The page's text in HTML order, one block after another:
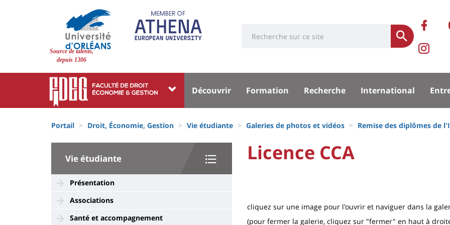
Site
Source de talents,
depuis 1306
Université
Soumettre
sur
de
Université
Block
liste
des
composantes
Menu
principal
Découvrir Formation Recherche International
d'Ariane
Portail Droit, Économie, Gestion Vie étudiante Galeries de photos et vidéos Remise des diplômes de
University
Sidebar
Vie étudiante
Présentation
Associations
Santé et accompagnement
University
content
Titre
Licence CCA
Contenu
cliquez sur une image pour l'ouvrir et naviguer dans la
(pour fermer la galerie, cliquez sur "fermer" en haut à